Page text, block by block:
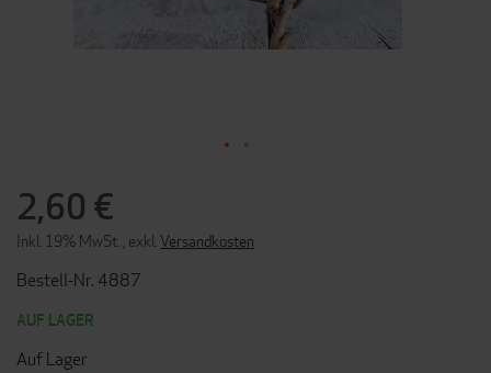
2,60 €
Inkl. 19% MwSt. exkl. Versandkosten
Bestell-Nr. 4887
AUF LAGER
Auf Lager
SPRINGEN